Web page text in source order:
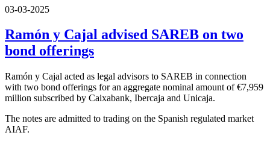
03-03-2025
Ramón y Cajal advised SAREB on two
bond offerings
Ramón y Cajal acted as legal advisors to SAREB in connection
with two bond offerings for an aggregate nominal amount of €7,959
million subscribed by Caixabank, Ibercaja and Unicaja.
The notes are admitted to trading on the Spanish regulated market
AIAF.